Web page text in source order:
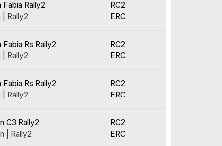
Fabia Rally2
| Rally2
RC2
ERC
Fabia Rs Rally2
| Rally2
RC2
ERC
Fabia Rs Rally2
| Rally2
RC2
ERC
C3 Rally2
| Rally2
RC2
ERC